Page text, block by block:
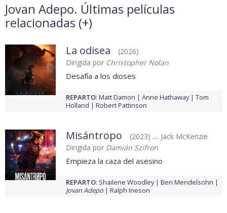
Jovan Adepo. Últimas películas
relacionadas (+)
La odisea
(2026)
Dirigida por Christopher Nolan
Desafía a los dioses
REPARTO: Matt Damon Anne Hathaway
Tom
Holland
Robert Pattinson
Misántropo
(2023) .... Jack McKenzie
Dirigida por Damián Szifron
Empieza la caza del asesino
REPARTO: Shailene Woodley
Ben Mendelsohn
Jovan Adepo
Ralph Ineson